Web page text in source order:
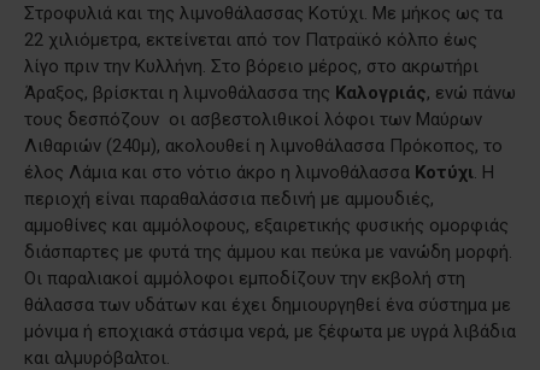
Στροφυλιά και της λιμνοθάλασσας Κοτύχι. Με μήκος ως τα
22 χιλιόμετρα, εκτείνεται από τον Πατραϊκό κόλπο έως
λίγο πριν την Κυλλήνη. Στο βόρειο μέρος, στο ακρωτήρι
Άραξος, βρίσκται η λιμνοθάλασσα της Καλογριάς, ενώ πάνω
τους δεσπόζουν οι ασβεστολιθικοί λόφοι των Μαύρων
Λιθαριών (240μ), ακολουθεί η λιμνοθάλασσα Πρόκοπος, το
έλος Λάμια και στο νότιο άκρο η λιμνοθάλασσα Κοτύχι . Η
περιοχή είναι παραθαλάσσια πεδινή με αμμουδιές,
αμμοθίνες και αμμόλοφους, εξαιρετικής φυσικής ομορφιάς
διάσπαρτες με φυτά της άμμου και πεύκα με νανώδη μορφή.
Οι παραλιακοί αμμόλοφοι εμποδίζουν την εκβολή στη
θάλασσα των υδάτων και έχει δημιουργηθεί ένα σύστημα με
μόνιμα ή εποχιακά στάσιμα νερά, με ξέφωτα µε υγρά λιβάδια
και αλµυρόβαλτοι.